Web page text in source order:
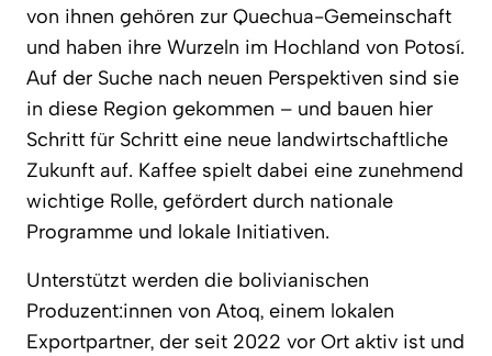
von ihnen gehören zur Quechua-Gemeinschaft
und haben ihre Wurzeln im Hochland von Potosí.
Auf der Suche nach neuen Perspektiven sind sie
in diese Region gekommen – und bauen hier
Schritt für Schritt eine neue landwirtschaftliche
Zukunft auf. Kaffee spielt dabei eine zunehmend
wichtige Rolle, gefördert durch nationale
Programme und lokale Initiativen.
Unterstützt werden die bolivianischen
Produzent:innen von Atoq, einem lokalen
Exportpartner, der seit 2022 vor Ort aktiv ist und